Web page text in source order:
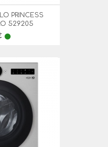
PRINCESS
529205
lens